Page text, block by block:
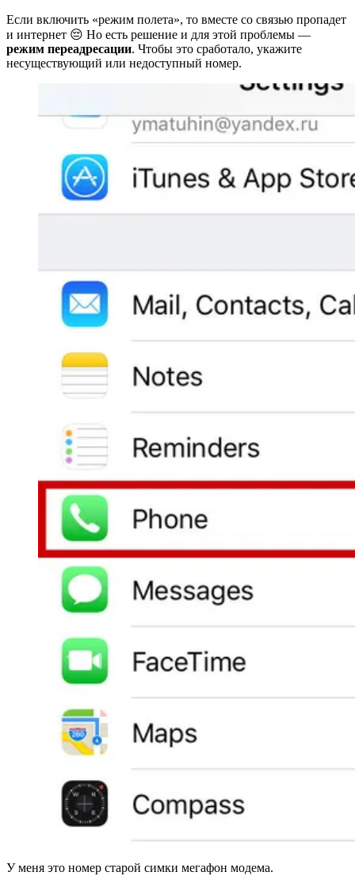
Если включить «режим полета», то вместе со связью пропадет
и интернет 😔 Но есть решение и для этой проблемы —
режим переадресации. Чтобы это сработало, укажите
несуществующий или недоступный номер.
У меня это номер старой симки мегафон модема.